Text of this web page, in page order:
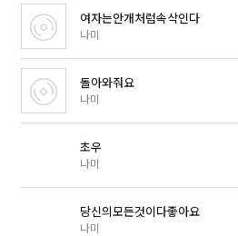
여자는안개처럼속삭인다
나미
돌아와줘요
나미
초우
나미
당신의모든것이다좋아요
나미